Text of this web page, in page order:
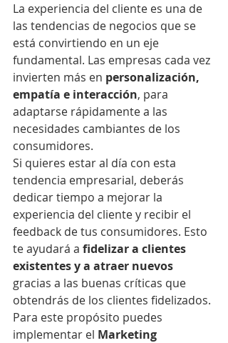
La experiencia del cliente es una de
las tendencias de negocios que se
está convirtiendo en un eje
fundamental. Las empresas cada vez
invierten más en personalización,
empatía e interacción, para
adaptarse rápidamente a las
necesidades cambiantes de los
consumidores.
Si quieres estar al día con esta
tendencia empresarial, deberás
dedicar tiempo a mejorar la
experiencia del cliente y recibir el
feedback de tus consumidores. Esto
te ayudará a fidelizar a clientes
existentes y a atraer nuevos
gracias a las buenas críticas que
obtendrás de los clientes fidelizados.
Para este propósito puedes
implementar el Marketing